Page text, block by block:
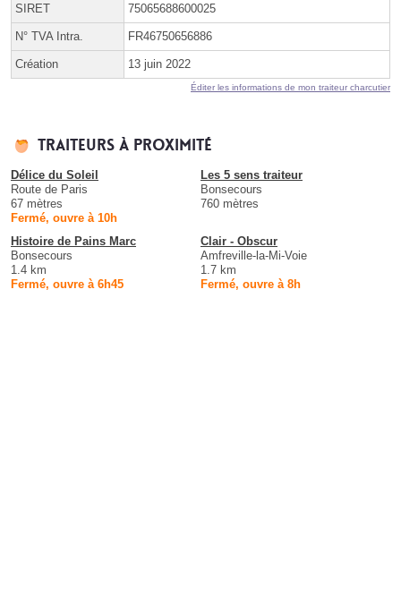
SIRET 75065688600025
N° TVA Intra. FR46750656886
Création 13 juin 2022
Éditer les informations de mon traiteur charcutier
Traiteurs à proximité
Délice du Soleil
Route de Paris
67 mètres
Fermé, ouvre à 10h
Les 5 sens traiteur
Bonsecours
760 mètres
Histoire de Pains Marc
Bonsecours
1.4 km
Fermé, ouvre à 6h45
Clair - Obscur
Amfreville-la-Mi-Voie
1.7 km
Fermé, ouvre à 8h